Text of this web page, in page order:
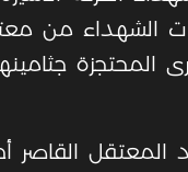
الشهداء من
المعتقل